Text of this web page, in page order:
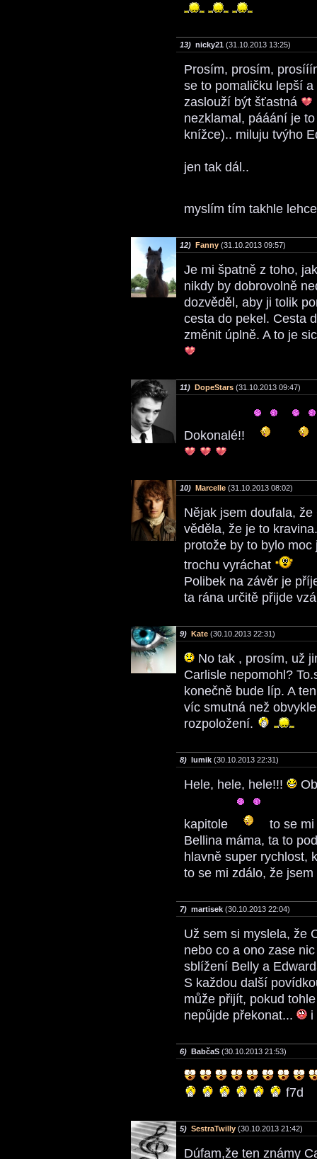
13) nicky21 (31.10.2013 13:25)
Prosím, prosím,
se to pomaličku lepší
zaslouží být šťastná
nezklamal, pááání je
knížce).. miluju tvýho
jen tak dál..
myslím tím takhle
12) Fanny (31.10.2013 09:57)
Je mi špatně z toho,
nikdy by dobrovolně
dozvěděl, aby ji tolik
cesta do pekel. Cesta
změnit úplně. A to je
11) DopeStars (31.10.2013 09:47)
Dokonalé!!
10) Marcelle (31.10.2013 08:02)
Nějak jsem doufala,
věděla, že je to
protože by to bylo
trochu vyráchat
Polibek na závěr je
ta rána určitě přijde
9) Kate (30.10.2013 22:31)
No tak , prosím, už
Carlisle nepomohl?
konečně bude líp. A
víc smutná než
rozpoložení.
8) lumik (30.10.2013 22:31)
Hele, hele, hele!!!
kapitole
to se
Bellina máma, ta to
hlavně super rychlost,
to se mi zdálo, že
7) martisek (30.10.2013 22:04)
Už sem si myslela, že
nebo co a ono zase
sblížení Belly a
S každou další
může přijít, pokud
nepůjde překonat...
i
6) BabčaS (30.10.2013 21:53)
f7d
5) SestraTwilly (30.10.2013 21:42)
Dúfam,že ten známy